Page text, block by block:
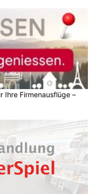
Ihre Firmenausflüge –